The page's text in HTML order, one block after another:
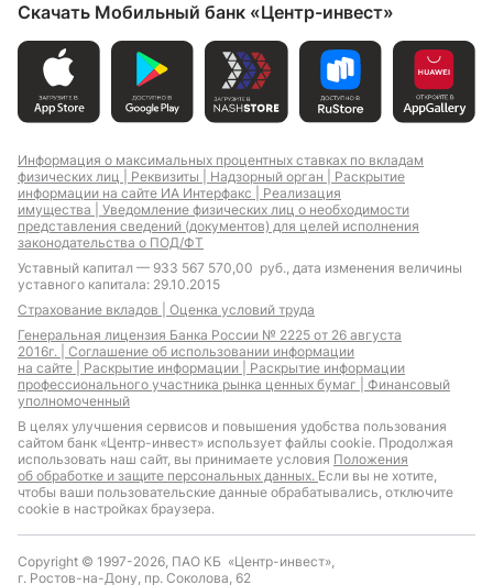
Скачать Мобильный банк «Центр-инвест»
Информация о максимальных процентных ставках по вкладам
физических лиц | Реквизиты | Надзорный орган | Раскрытие
информации на сайте ИА Интерфакс | Реализация
имущества | Уведомление физических лиц о необходимости
представления сведений (документов) для целей исполнения
законодательства о ПОД/ФТ
Уставный капитал — 933 567 570,00 руб., дата изменения величины
уставного капитала: 29.10.2015
Страхование вкладов | Оценка условий труда
Генеральная лицензия Банка России № 2225 от 26 августа
2016г. | Соглашение об использовании информации
на сайте | Раскрытие информации | Раскрытие информации
профессионального участника рынка ценных бумаг | Финансовый
уполномоченный
В целях улучшения сервисов и повышения удобства пользования
сайтом банк «Центр-инвест» использует файлы cookie. Продолжая
использовать наш сайт, вы принимаете условия Положения
об обработке и защите персональных данных. Если вы не хотите,
чтобы ваши пользовательские данные обрабатывались, отключите
cookie в настройках браузера.
Copyright © 1997-2026, ПАО КБ «Центр-инвест»,
г. Ростов-на-Дону, пр. Соколова, 62